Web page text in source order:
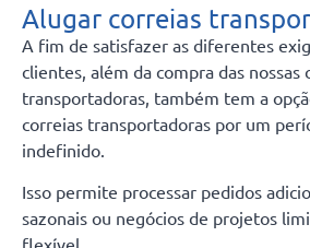
Alugar correias
A fim de satisfazer as diferentes
clientes, além da compra das nossas
transportadoras, também tem a
correias transportadoras por um
indefinido.
Isso permite processar pedidos
sazonais ou negócios de projetos
flexível.